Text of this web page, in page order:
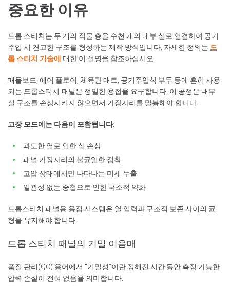
중요한 이유
드롭 스티치는 두 개의 직물 층을 수천 개의 내부 실로 연결하여 공기
주입 시 견고한 구조를 형성하는 제작 방식입니다. 자세한 정의는 드
롭 스티치 기술에 대한 이 설명을 참조하십시오.
패들보드, 에어 플로어, 체육관 매트, 공기주입식 부두 등에 흔히 사용
되는 드롭스티치 패널은 정밀한 용접을 요구합니다. 이 공정은 내부
실 구조를 손상시키지 않으면서 가장자리를 밀봉해야 합니다.
고장 모드에는 다음이 포함됩니다:
과도한 열로 인한 실 손상
패널 가장자리의 불균일한 접착
고압 상태에서만 나타나는 미세 누출
일관성 없는 중첩으로 인한 국소적 약화
드롭스티치 패널용 용접 시스템은 열 입력과 구조적 보존 사이의 균
형을 유지해야 합니다.
드롭 스티치 패널의 기밀 이음매
품질 관리(QC) 용어에서 "기밀성"이란 정해진 시간 동안 측정 가능한
압력 손실이 전혀 없음을 의미합니다.